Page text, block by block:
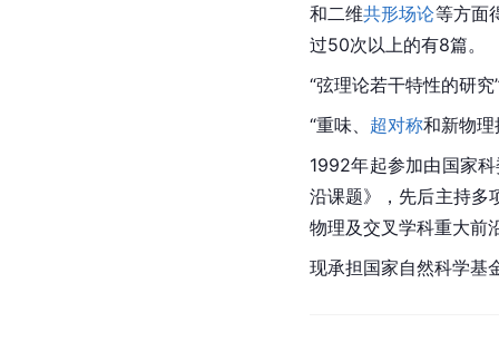
和二维共形场论等方面
过50次以上的有8篇。
“弦理论若干特性的研
“重味、 超对称和新物
1992年起参加由国家
沿课题》，先后主持多
物理及交叉学科重大前
现承担国家自然科学基